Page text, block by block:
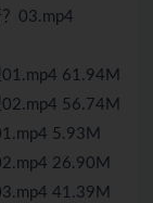
03.mp4
61.94M
56.74M
5.93M
26.90M
41.39M